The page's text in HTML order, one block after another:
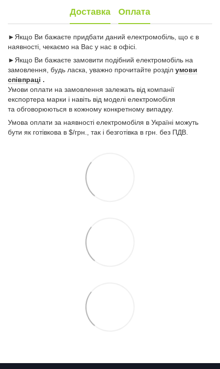
Доставка Оплата
►Якщо Ви бажаєте придбати даний електромобіль, що є в
наявності, чекаємо на Вас у нас в офісі.
►Якщо Ви бажаєте замовити подібний електромобіль на
замовлення, будь ласка, уважно прочитайте розділ умови
співпраці .
Умови оплати на замовлення залежать від компанії
експортера марки і навіть від моделі електромобіля
та обговорюються в кожному конкретному випадку.
Умова оплати за наявності електромобіля в Україні можуть
бути як готівкова в $/грн., так і безготівка в грн. без ПДВ.